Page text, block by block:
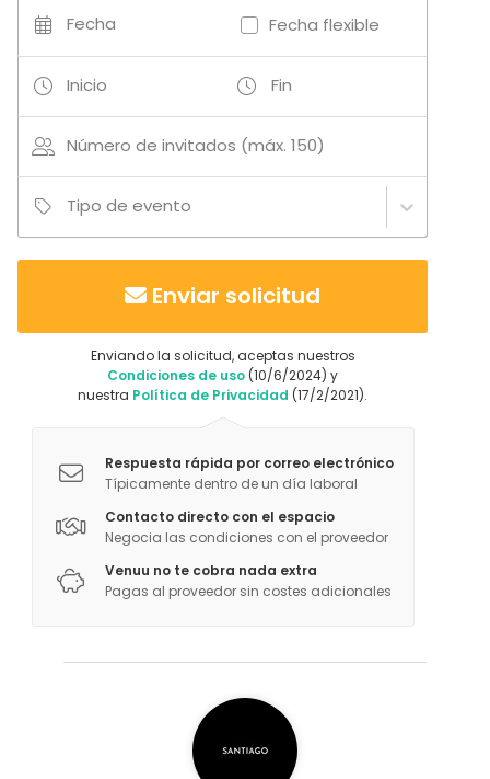
Fecha Fecha flexible
Inicio Fin
Número de invitados (máx. 150)
Tipo de evento
Enviar solicitud
Enviando la solicitud, aceptas nuestros
Condiciones de uso (10/6/2024) y
nuestra Política de Privacidad (17/2/2021).
Respuesta rápida por correo electrónico
Típicamente dentro de un día laboral
Contacto directo con el espacio
Negocia las condiciones con el proveedor
Venuu no te cobra nada extra
Pagas al proveedor sin costes adicionales